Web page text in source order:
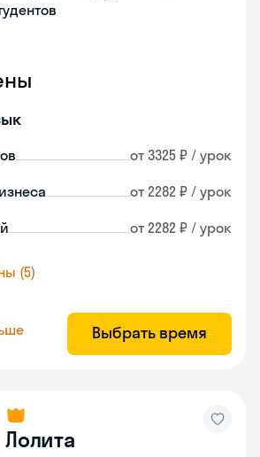
от 3325 ₽ / урок
от 2282 ₽ / урок
от 2282 ₽ / урок
(5)
Выбрать время
Лолита